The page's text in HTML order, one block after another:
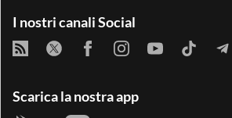
I nostri canali Social
Scarica la nostra app